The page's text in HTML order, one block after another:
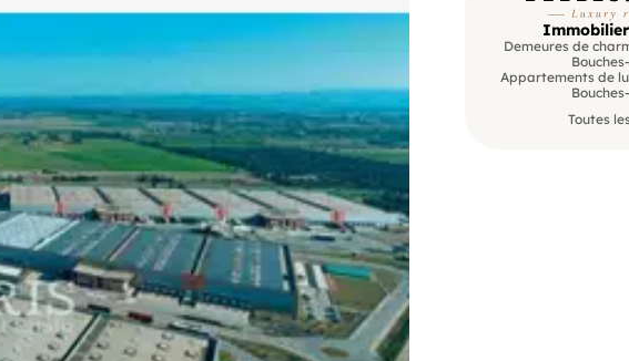
Demeures de
Appartements de
Toutes